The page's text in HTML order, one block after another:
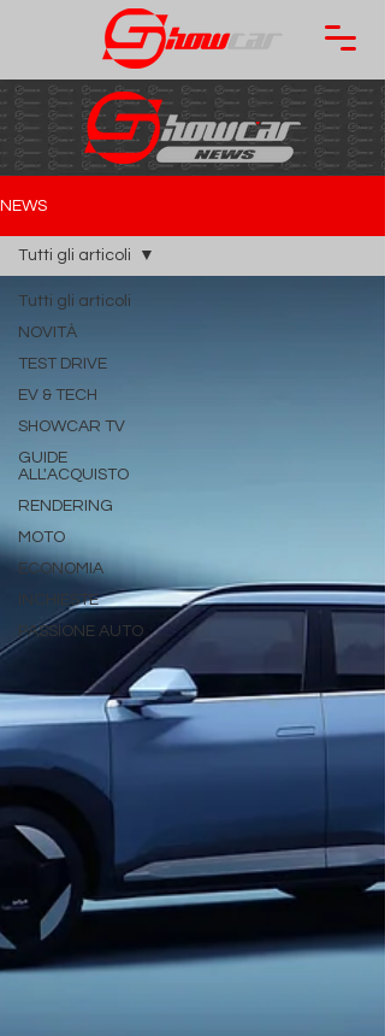
NEWS
Tutti gli articoli
NOVITÀ
TEST DRIVE
EV & TECH
SHOWCAR TV
GUIDE
ALL'ACQUISTO
RENDERING
MOTO
ECONOMIA
INCHIESTE
PASSIONE AUTO
Tutti gli articoli